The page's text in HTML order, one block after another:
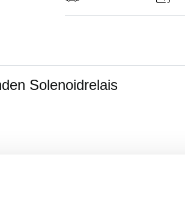
Solenoidrelais